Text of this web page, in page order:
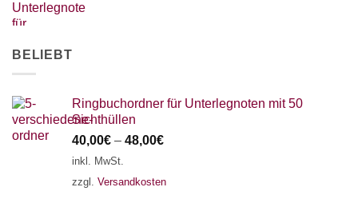
BELIEBT
Ringbuchordner für Unterlegnoten mit 50
Sichthüllen
40,00€ – 48,00€
inkl. MwSt.
zzgl. Versandkosten